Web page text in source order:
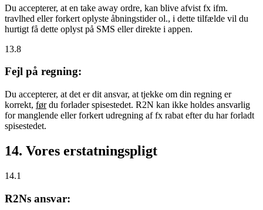
Du accepterer, at en take away ordre, kan blive afvist fx ifm.
travlhed eller forkert oplyste åbningstider ol., i dette tilfælde vil du
hurtigt få dette oplyst på SMS eller direkte i appen.
13.8
Fejl på regning:
Du accepterer, at det er dit ansvar, at tjekke om din regning er
korrekt, førdu forlader spisestedet. R2N kan ikke holdes ansvarlig
for manglende eller forkert udregning af fx rabat efter du har forladt
spisestedet.
14. Vores erstatningspligt
14.1
R2Ns ansvar: